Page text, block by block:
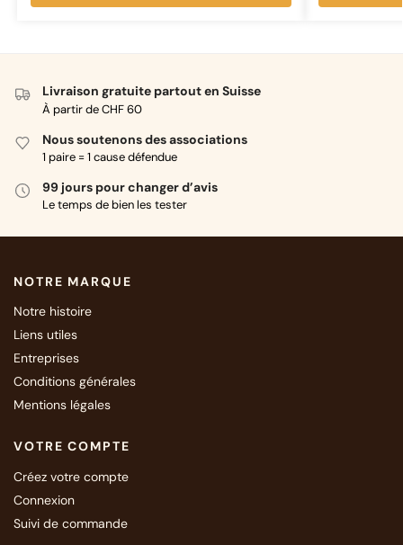
Livraison gratuite partout en Suisse
À partir de CHF 60
Nous soutenons des associations
1 paire = 1 cause défendue
99 jours pour changer d’avis
Le temps de bien les tester
NOTRE MARQUE
Notre histoire
Liens utiles
Entreprises
Conditions générales
Mentions légales
VOTRE COMPTE
Créez votre compte
Connexion
Suivi de commande